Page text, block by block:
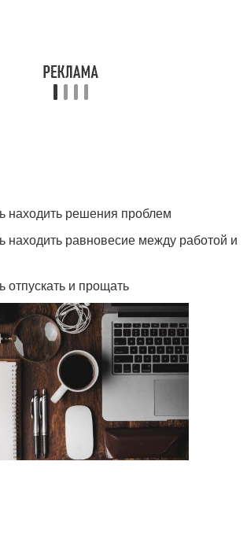
находить решения проблем
находить равновесие между работой и
отпускать и прощать